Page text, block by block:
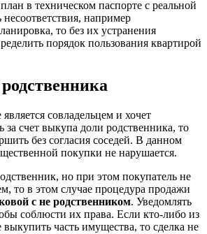
в техническом паспорте с реальной
например
то без их устранения
порядок пользования квартирой
совладельцем и хочет
за счет выкупа доли родственника, то
без согласия соседей. В данном
покупки не нарушается.
но при этом покупатель не
то в этом случае процедура продажи
с не родственником. Уведомлять
соблюсти их права. Если кто-либо из
часть имущества, то сделка не